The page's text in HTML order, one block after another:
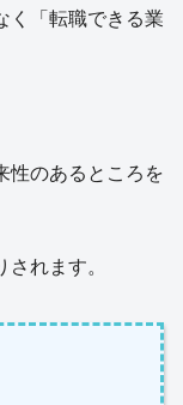
く「転職できる業
性のあるところを
れます。